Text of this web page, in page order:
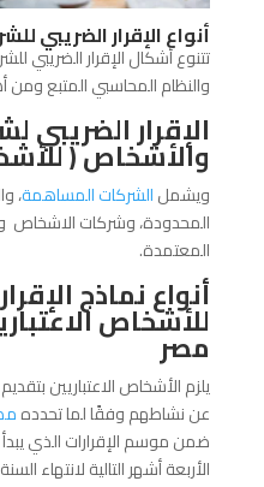
أنواع الإقرار الضريبي
تتنوع أشكال الإقرار الضريبي
والنظام المحاسبي المتبع ومن
الإقرار الضريبي
والأشخاص (
ويشملالشركات المساهمة،
المحدودة، وشركات الاشخاص
المعتمدة.
أنواع نماذج
للأشخاص
مصر
يلزم الأشخاص الاعتباريين
عن نشاطهم وفقًا لما تحدده
الأربعة أشهر التالية لانتهاء